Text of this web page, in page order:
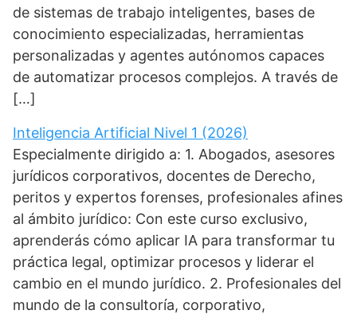
de sistemas de trabajo inteligentes, bases de
conocimiento especializadas, herramientas
personalizadas y agentes autónomos capaces
de automatizar procesos complejos. A través de
[…]
Inteligencia Artificial Nivel 1 (2026)
Especialmente dirigido a: 1. Abogados, asesores
jurídicos corporativos, docentes de Derecho,
peritos y expertos forenses, profesionales afines
al ámbito jurídico: Con este curso exclusivo,
aprenderás cómo aplicar IA para transformar tu
práctica legal, optimizar procesos y liderar el
cambio en el mundo jurídico. 2. Profesionales del
mundo de la consultoría, corporativo,